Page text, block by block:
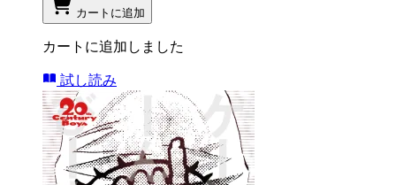
カートに追加
カートに追加しました
試し読み